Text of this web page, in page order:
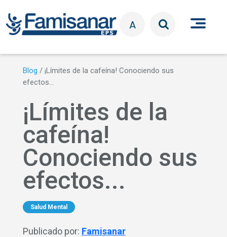
A
Blog / ¡Límites de la cafeína! Conociendo sus
efectos...
¡Límites de la
cafeína!
Conociendo sus
efectos...
Salud Mental
Publicado por: Famisanar